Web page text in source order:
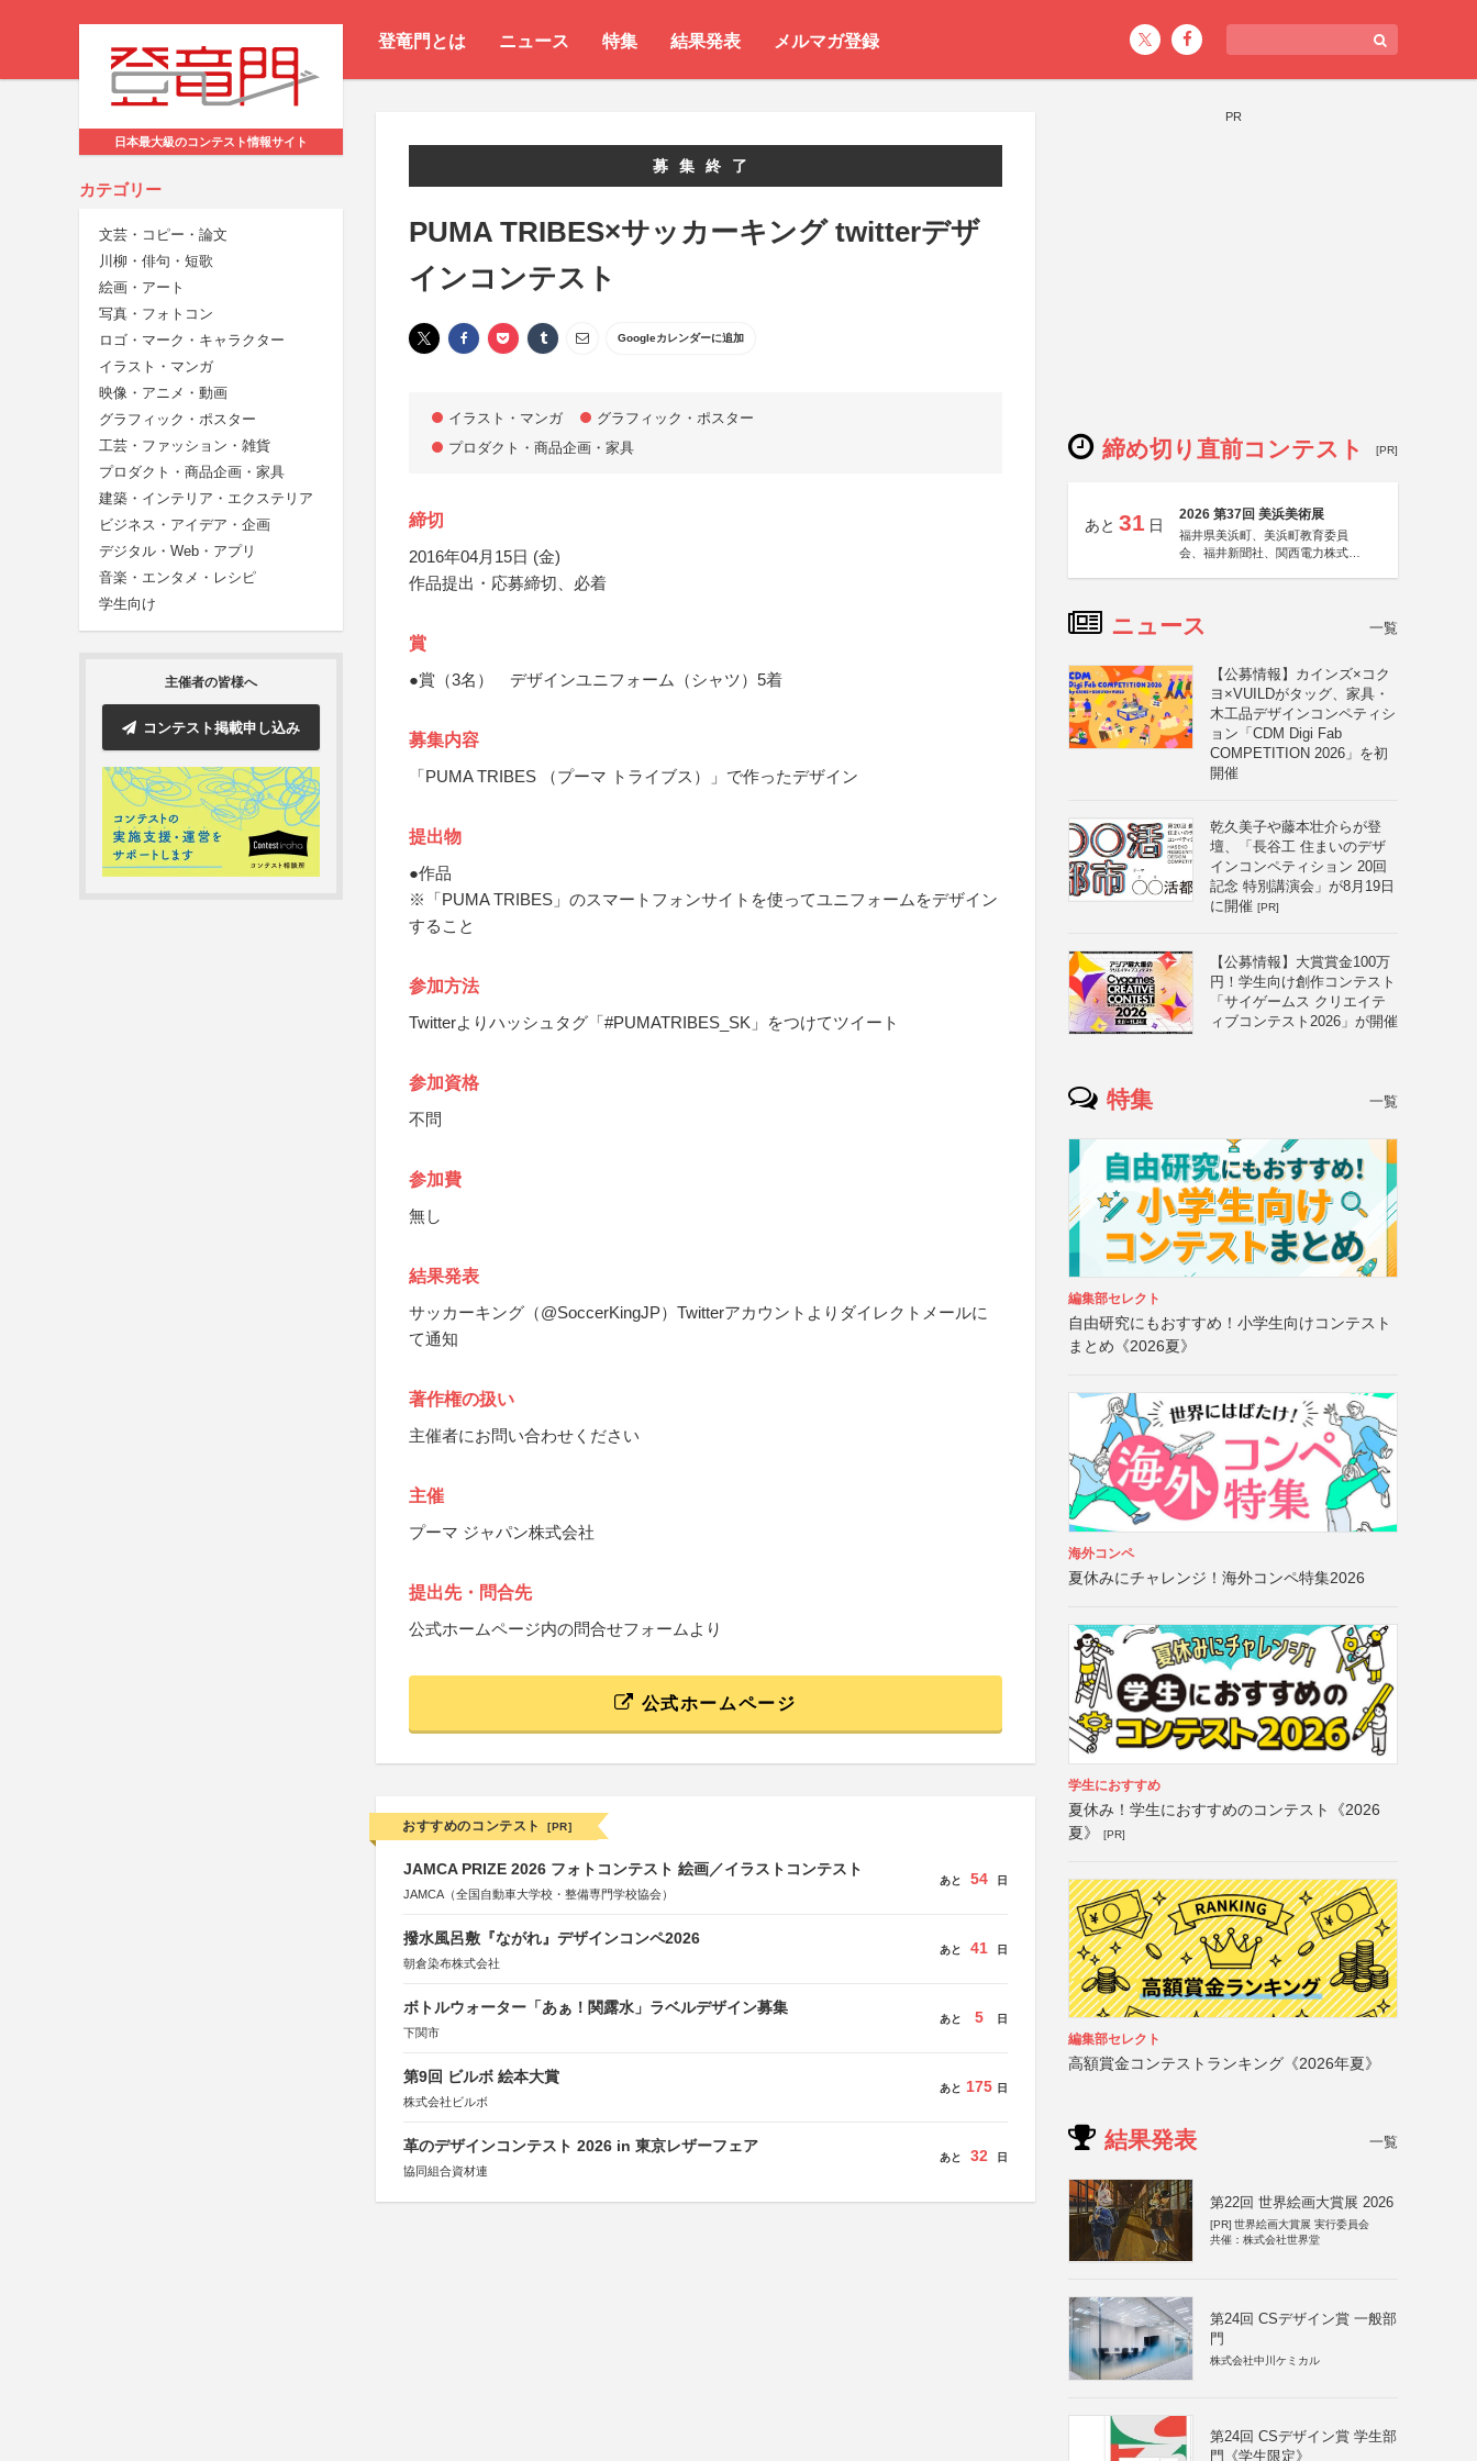
登竜門とは ニュース 特集 結果発表 メルマガ登録
日本最大級のコンテスト情報サイト
カテゴリー
文芸・コピー・論文
川柳・俳句・短歌
絵画・アート
写真・フォトコン
ロゴ・マーク・キャラクター
イラスト・マンガ
映像・アニメ・動画
グラフィック・ポスター
工芸・ファッション・雑貨
プロダクト・商品企画・家具
建築・インテリア・エクステリア
ビジネス・アイデア・企画
デジタル・Web・アプリ
音楽・エンタメ・レシピ
学生向け
主催者の皆様へ
コンテスト掲載申し込み
募集終了
PUMA TRIBES×サッカーキング twitterデザ
インコンテスト
Googleカレンダーに追加
イラスト・マンガ
グラフィック・ポスター
プロダクト・商品企画・家具
締切
2016年04月15日 (金)
作品提出・応募締切、必着
賞
●賞（3名） デザインユニフォーム（シャツ）5着
募集内容
「PUMA TRIBES （プーマ トライブス）」で作ったデザイン
提出物
●作品
※「PUMA TRIBES」のスマートフォンサイトを使ってユニフォームをデザイン
すること
参加方法
Twitterよりハッシュタグ「#PUMATRIBES_SK」をつけてツイート
参加資格
不問
参加費
無し
結果発表
サッカーキング（@SoccerKingJP）Twitterアカウントよりダイレクトメールに
て通知
著作権の扱い
主催者にお問い合わせください
主催
プーマ ジャパン株式会社
提出先・問合先
公式ホームページ内の問合せフォームより
公式ホームページ
おすすめのコンテスト [PR]
JAMCA PRIZE 2026 フォトコンテスト 絵画／イラストコンテスト
JAMCA（全国自動車大学校・整備専門学校協会）
あと 54 日
撥水風呂敷『ながれ』デザインコンペ2026
朝倉染布株式会社
あと 41 日
ボトルウォーター「あぁ！関露水」ラベルデザイン募集
下関市
あと 5 日
第9回 ビルボ 絵本大賞
株式会社ビルボ
あと 175 日
革のデザインコンテスト 2026 in 東京レザーフェア
協同組合資材連
あと 32 日
PR
締め切り直前コンテスト [PR]
あと 31 日
2026 第37回 美浜美術展
福井県美浜町、美浜町教育委員
会、福井新聞社、関西電力株式会
ニュース 一覧
【公募情報】カインズ×コク
ヨ×VUILDがタッグ、家具・
木工品デザインコンペティシ
ョン「CDM Digi Fab
COMPETITION 2026」を初
開催
乾久美子や藤本壮介らが登
壇、「長谷工 住まいのデザ
インコンペティション 20回
記念 特別講演会」が8月19日
に開催 [PR]
【公募情報】大賞賞金100万
円！学生向け創作コンテスト
「サイゲームス クリエイテ
ィブコンテスト2026」が開催
特集 一覧
編集部セレクト
自由研究にもおすすめ！小学生向けコンテスト
まとめ《2026夏》
海外コンペ
夏休みにチャレンジ！海外コンペ特集2026
学生におすすめ
夏休み！学生におすすめのコンテスト《2026
夏》
[PR]
編集部セレクト
高額賞金コンテストランキング《2026年夏》
結果発表 一覧
第22回 世界絵画大賞展 2026
[PR] 世界絵画大賞展 実行委員会
共催：株式会社世界堂
第24回 CSデザイン賞 一般部
門
株式会社中川ケミカル
第24回 CSデザイン賞 学生部
門《学生限定》